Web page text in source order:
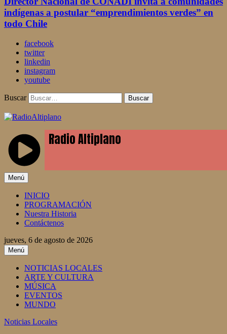
indígenas a postular “emprendimientos verdes” en
todo Chile
facebook
twitter
linkedin
instagram
youtube
Buscar
RadioAltiplano
Menú
INICIO
PROGRAMACIÓN
Nuestra Historia
Contáctenos
jueves, 6 de agosto de 2026
Menú
NOTICIAS LOCALES
ARTE Y CULTURA
MÚSICA
EVENTOS
MUNDO
Noticias Locales